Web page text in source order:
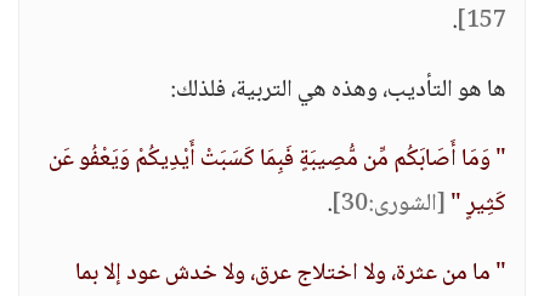
157]
.
ها هو التأديب، وهذه هي التربية، فلذلك:
" وَمَا أَصَابَكُم مِّن مُّصِيبَةٍ فَبِمَا كَسَبَتْ أَيْدِيكُمْ وَيَعْفُو عَن
كَثِيرٍ "[الشورى:30]
.
" ما من عثرة، ولا اختلاج عرق، ولا خدش عود إلا بما